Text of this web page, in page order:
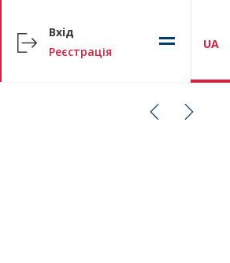
Вхід
Реєстрація
UA